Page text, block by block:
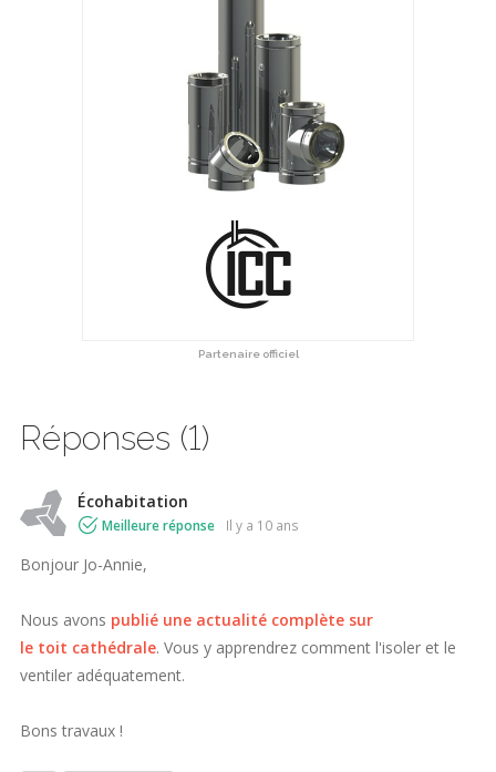
Partenaire officiel
Réponses (1)
Écohabitation
Meilleure réponse il y a 10 ans
Bonjour Jo-Annie,
Nous avons publié une actualité complète sur
le toit cathédrale. Vous y apprendrez comment l'isoler et le
ventiler adéquatement.
Bons travaux !